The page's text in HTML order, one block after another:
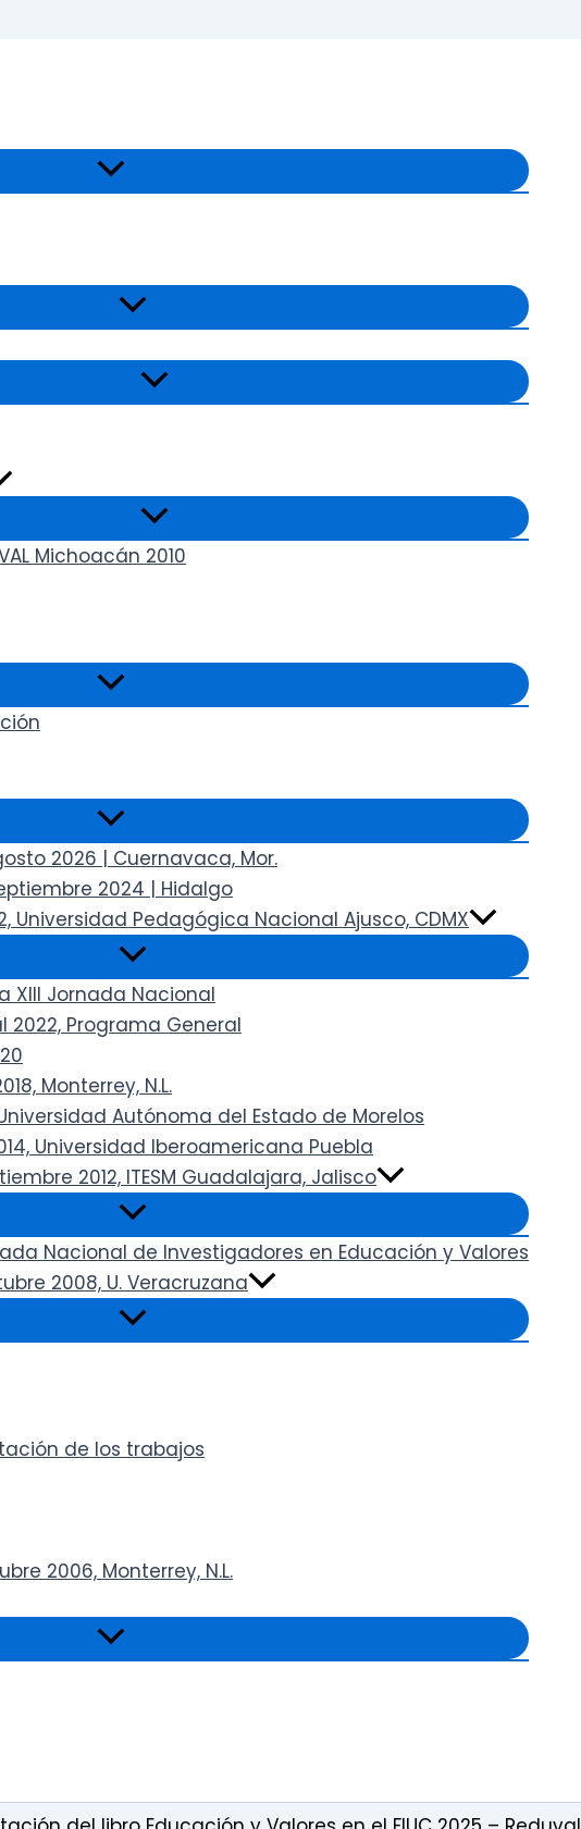
Michoacán 2010
2026 | Cuernavaca, Mor.
2024 | Hidalgo
Universidad Pedagógica Nacional Ajusco, CDMX
XIII Jornada Nacional
2022, Programa General
Monterrey, N.L.
Autónoma del Estado de Morelos
Universidad Iberoamericana Puebla
2012, ITESM Guadalajara, Jalisco
Nacional de Investigadores en Educación y Valores
2008, U. Veracruzana
de los trabajos
2006, Monterrey, N.L.